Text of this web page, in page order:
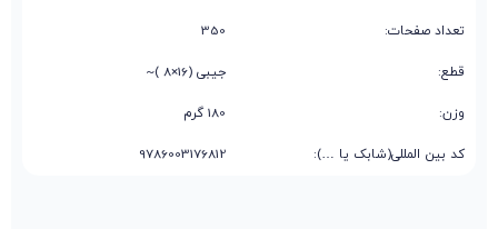
تعداد صفحات: 350
قطع: جیبی (16×8 )~
وزن: 180 گرم
کد بین المللی(شابک یا …): 9786003176812